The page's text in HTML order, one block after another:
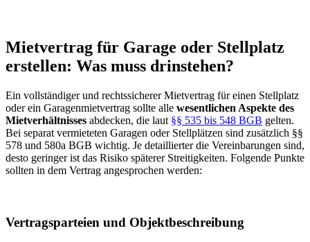
Mietvertrag für Garage oder Stellplatz
erstellen: Was muss drinstehen?
Ein vollständiger und rechtssicherer Mietvertrag für einen Stellplatz
oder ein Garagenmietvertrag sollte alle wesentlichen Aspekte des
Mietverhältnisses abdecken, die laut §§ 535 bis 548 BGB gelten.
Bei separat vermieteten Garagen oder Stellplätzen sind zusätzlich §§
578 und 580a BGB wichtig. Je detaillierter die Vereinbarungen sind,
desto geringer ist das Risiko späterer Streitigkeiten. Folgende Punkte
sollten in dem Vertrag angesprochen werden:
Vertragsparteien und Objektbeschreibung